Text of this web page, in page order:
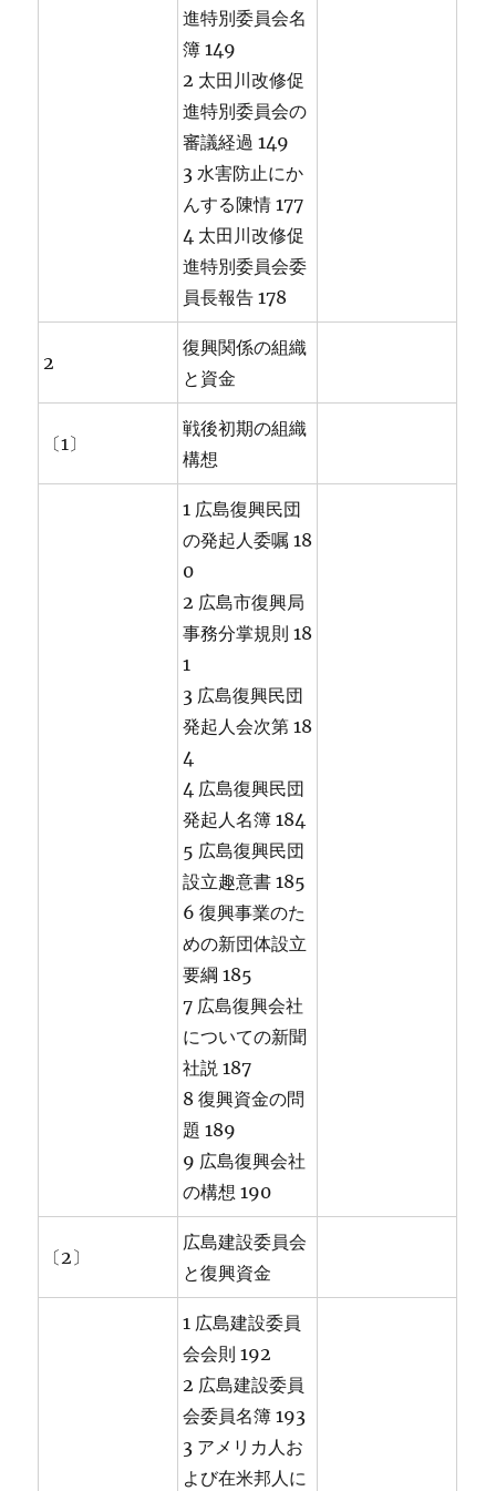
進特別委員会名
簿 149
2 太田川改修促
進特別委員会の
審議経過 149
3 水害防止にか
んする陳情 177
4 太田川改修促
進特別委員会委
員長報告 178
2
復興関係の組織
と資金
〔1〕
戦後初期の組織
構想
1 広島復興民団
の発起人委嘱 18
0
2 広島市復興局
事務分掌規則 18
1
3 広島復興民団
発起人会次第 18
4
4 広島復興民団
発起人名簿 184
5 広島復興民団
設立趣意書 185
6 復興事業のた
めの新団体設立
要綱 185
7 広島復興会社
についての新聞
社説 187
8 復興資金の問
題 189
9 広島復興会社
の構想 190
〔2〕
広島建設委員会
と復興資金
1 広島建設委員
会会則 192
2 広島建設委員
会委員名簿 193
3 アメリカ人お
よび在米邦人に